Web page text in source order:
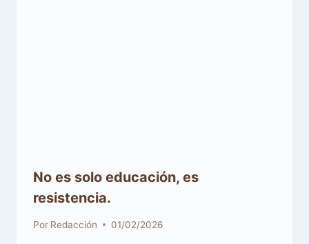
No es solo educación, es
resistencia.
Por Redacción 01/02/2026